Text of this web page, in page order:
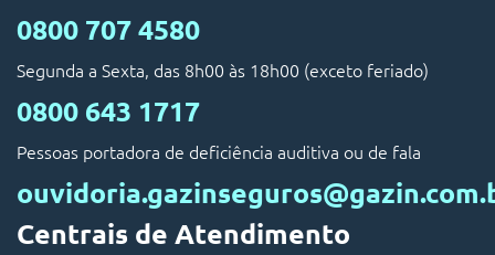
0800 707 4580
Segunda a Sexta, das 8h00 às 18h00 (exceto feriado)
0800 643 1717
Pessoas portadora de deficiência auditiva ou de fala
Centrais de Atendimento